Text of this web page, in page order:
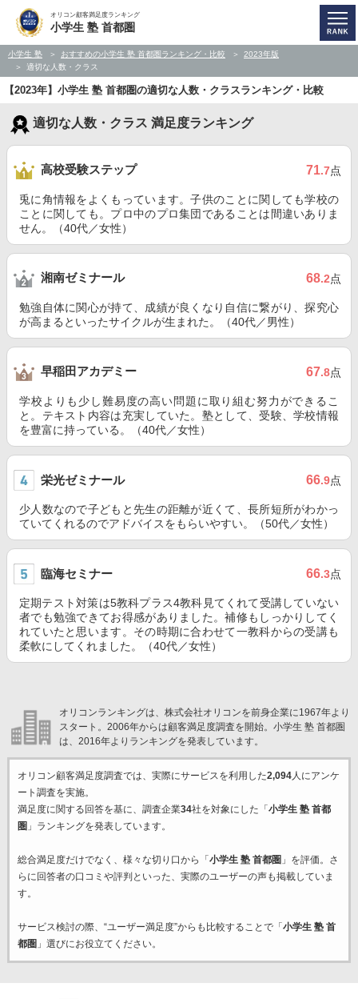
オリコン顧客満足度ランキング
小学生 塾 首都圏
小学生 塾 おすすめの小学生 塾 首都圏ランキング・比較
2023年版
適切な人数・クラス
【2023年】小学生 塾 首都圏の適切な人数・クラスランキング・比較
適切な人数・クラス 満足度ランキング
高校受験ステップ 71.7点
兎に角情報をよくもっています。子供のことに関しても学校の
ことに関しても。プロ中のプロ集団であることは間違いありま
せん。（40代／女性）
湘南ゼミナール 68.2点
勉強自体に関心が持て、成績が良くなり自信に繋がり、探究心
が高まるといったサイクルが生まれた。（40代／男性）
早稲田アカデミー 67.8点
学校よりも少し難易度の高い問題に取り組む努力ができるこ
と。テキスト内容は充実していた。塾として、受験、学校情報
を豊富に持っている。（40代／女性）
栄光ゼミナール 66.9点
少人数なので子どもと先生の距離が近くて、長所短所がわかっ
ていてくれるのでアドバイスをもらいやすい。（50代／女性）
臨海セミナー 66.3点
定期テスト対策は5教科プラス4教科見てくれて受講していない
者でも勉強できてお得感がありました。補修もしっかりしてく
れていたと思います。その時期に合わせて一教科からの受講も
柔軟にしてくれました。（40代／女性）
オリコンランキングは、株式会社オリコンを前身企業に1967年より
スタート。2006年からは顧客満足度調査を開始。小学生 塾 首都圏
は、2016年よりランキングを発表しています。
オリコン顧客満足度調査では、実際にサービスを利用した2,094人にアンケ
ート調査を実施。
満足度に関する回答を基に、調査企業34社を対象にした「 小学生 塾 首都
圏 」ランキングを発表しています。
総合満足度だけでなく、様々な切り口から「 小学生 塾 首都圏 」を評価。さ
らに回答者の口コミや評判といった、実際のユーザーの声も掲載していま
す。
サービス検討の際、“ユーザー満足度”からも比較することで「 小学生 塾 首
都圏 」選びにお役立てください。